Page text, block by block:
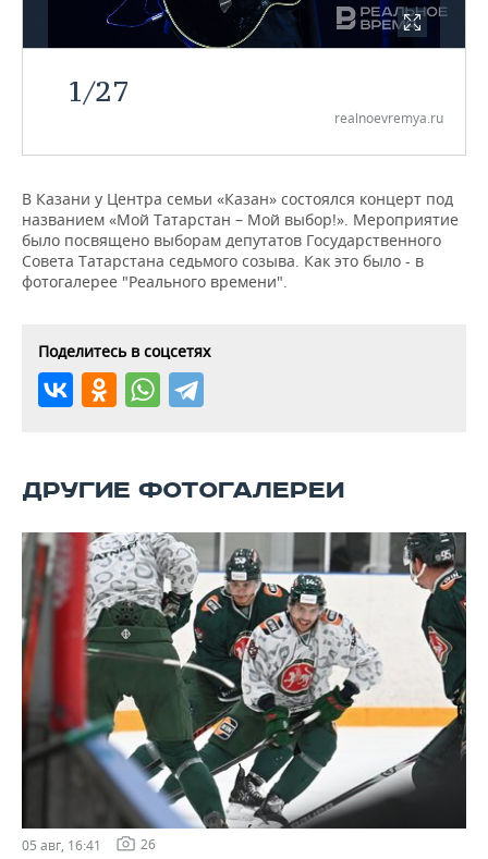
НЕФТЕХИМИЯ
ЭНЕРГЕТИКА
РОЗНИЧНАЯ ТОРГОВЛЯ
ТРАНСПОРТ
НОВОСТИ ТЕХНОЛОГИЙ
ТЕЛЕКОММУНИКАЦИИ
НОВОСТИ МЕРОПРИЯТИЙ
БИЗНЕС-БРАНЧИ
ONLINE-КОНФЕРЕНЦИИ
ОТКРЫТАЯ ЛЕКЦИЯ
СПОРТ
ФУТБОЛ
ХОККЕЙ
БАСКЕТБОЛ
ВОЛЕЙБОЛ
КИБЕРСПОРТ
ВОДНЫЕ ВИДЫ СПОРТА
ХОККЕЙ С МЯЧОМ
НОВОСТИ ОБЩЕСТВА
ВЛАСТЬ
ИНФРАСТРУКТУРА
ИСТОРИЯ
КУЛЬТУРА
ОБРАЗОВАНИЕ
ПРОИСШЕСТВИЯ
ФОТОГАЛЕРЕЯ
СЮЖЕТЫ
СПРАВОЧНИК
СПИСОК ПЕРСОН
СПИСОК КОМПАНИЙ
ПОЛНАЯ ВЕРСИЯ
1/27
realnoevremya.ru
В Казани у Центра семьи «Казан» состоялся концерт под
названием «Мой Татарстан – Мой выбор!». Мероприятие
было посвящено выборам депутатов Государственного
Совета Татарстана седьмого созыва. Как это было - в
фотогалерее "Реального времени".
Поделитесь в соцсетях
ДРУГИЕ ФОТОГАЛЕРЕИ
05 авг, 16:41 26